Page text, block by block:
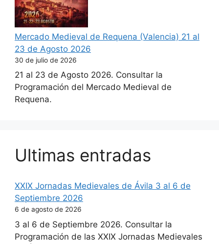
Mercado Medieval de Requena (Valencia) 21 al
23 de Agosto 2026
30 de julio de 2026
21 al 23 de Agosto 2026. Consultar la
Programación del Mercado Medieval de
Requena.
Ultimas entradas
XXIX Jornadas Medievales de Ávila 3 al 6 de
Septiembre 2026
6 de agosto de 2026
3 al 6 de Septiembre 2026. Consultar la
Programación de las XXIX Jornadas Medievales